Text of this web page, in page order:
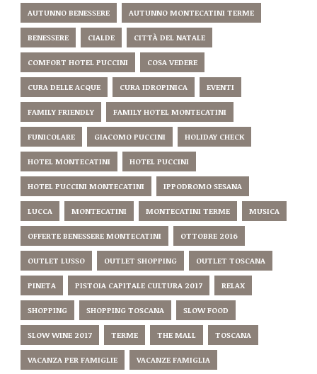
AUTUNNO BENESSERE AUTUNNO MONTECATINI TERME
BENESSERE CIALDE CITTÀ DEL NATALE
COMFORT HOTEL PUCCINI COSA VEDERE
CURA DELLE ACQUE CURA IDROPINICA EVENTI
FAMILY FRIENDLY FAMILY HOTEL MONTECATINI
FUNICOLARE GIACOMO PUCCINI HOLIDAY CHECK
HOTEL MONTECATINI HOTEL PUCCINI
HOTEL PUCCINI MONTECATINI IPPODROMO SESANA
LUCCA MONTECATINI MONTECATINI TERME MUSICA
OFFERTE BENESSERE MONTECATINI OTTOBRE 2016
OUTLET LUSSO OUTLET SHOPPING OUTLET TOSCANA
PINETA PISTOIA CAPITALE CULTURA 2017 RELAX
SHOPPING SHOPPING TOSCANA SLOW FOOD
SLOW WINE 2017 TERME THE MALL TOSCANA
VACANZA PER FAMIGLIE VACANZE FAMIGLIA